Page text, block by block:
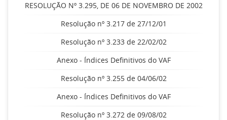
RESOLUÇÃO Nº 3.295, DE 06 DE NOVEMBRO DE 2002
Resolução nº 3.217 de 27/12/01
Resolução nº 3.233 de 22/02/02
Anexo - Índices Definitivos do VAF
Resolução nº 3.255 de 04/06/02
Anexo - Índices Definitivos do VAF
Resolução nº 3.272 de 09/08/02